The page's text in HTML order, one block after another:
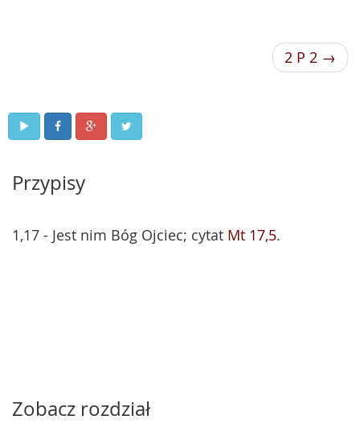
2 P 2 →
Przypisy
1,17 - Jest nim Bóg Ojciec; cytat Mt 17,5.
Zobacz rozdział